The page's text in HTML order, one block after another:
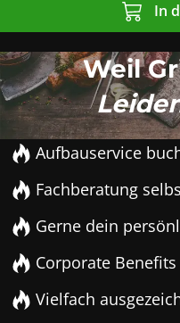
In
Weil
Aufbauservice
Fachberatung
Gerne dein
Corporate
Vielfach